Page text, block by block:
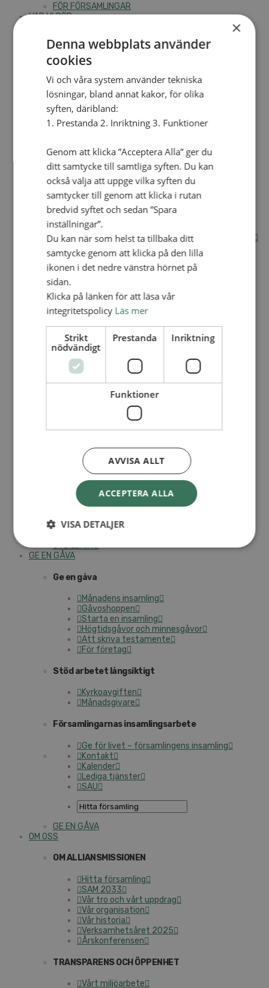
FÖR FÖRSAMLINGAR
VAD VI GÖR
VAD VI GÖR
Våra arbeten
Nationellt
Nationella avdelningen
Nationella arbetsområden
Ekumeniska året 2025
Internationellt
Internationella avdelningen
Utsända och arbeten
Engagera dig internationellt
Missionsinspiratörens verktygslåda
Entreprenörskap, företagande och Guds rike
Kalender
Lediga tjänster
VAD VI GÖR
UTBILDNING
UTBILDNINGAR
Akademi för Ledarskap och Teologi
Mullsjö folkhögskola
I trygga händer
Fortbildning för pastorer 2026
Kontakt
Kalender
Lediga tjänster
SAU
UTBILDNING
GE EN GÅVA
Ge en gåva
Månadens insamling
Gåvoshoppen
Starta en insamling
Högtidsgåvor och minnesgåvor
Att skriva testamente
För företag
Stöd arbetet långsiktigt
Kyrkoavgiften
Månadsgivare
Församlingarnas insamlingsarbete
Ge för livet – församlingens insamling
Kontakt
Kalender
Lediga tjänster
SAU
GE EN GÅVA
OM OSS
OM ALLIANSMISSIONEN
Hitta församling
SAM 2033
Vår tro och vårt uppdrag
Vår organisation
Vår historia
Verksamhetsåret 2025
Årskonferensen
TRANSPARENS OCH ÖPPENHET
Vårt miljöarbete
×
Denna webbplats använder
cookies
Vi och våra system använder tekniska
lösningar, bland annat kakor, för olika
syften, däribland:
1. Prestanda 2. Inriktning 3. Funktioner
Genom att klicka ”Acceptera Alla” ger du
ditt samtycke till samtliga syften. Du kan
också välja att uppge vilka syften du
samtycker till genom att klicka i rutan
bredvid syftet och sedan ”Spara
inställningar”.
Du kan när som helst ta tillbaka ditt
samtycke genom att klicka på den lilla
ikonen i det nedre vänstra hörnet på
sidan.
Klicka på länken för att läsa vår
integritetspolicy Läs mer
Strikt
nödvändigt
Prestanda Inriktning
Funktioner
ACCEPTERA ALLA
AVVISA ALLT
VISA DETALJER